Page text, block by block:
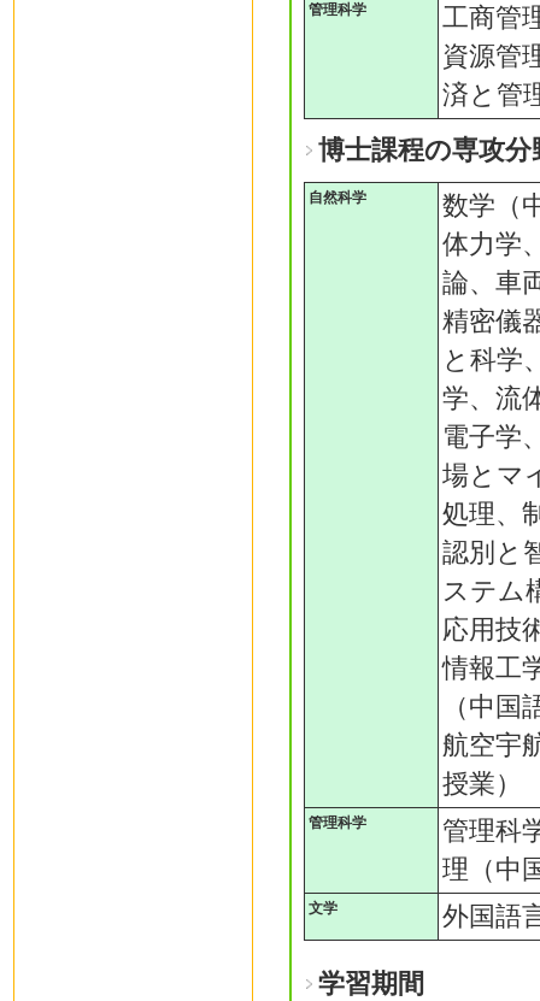
管理科学
工商管
資源管
済と管
博士課程の専攻分
自然科学
数学（
体力学
論、車
精密儀
と科学
学、流
電子学
場とマ
処理、
認別と
ステム
応用技
情報工
（中
航空宇
授業）
管理科学
管理科
理（中
文学 外国語
学習期間